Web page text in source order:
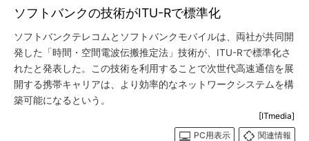
ソフトバンクの技術がITU-Rで標準化
ソフトバンクテレコムとソフトバンクモバイルは、両社が共同開
発した「時間・空間電波伝搬推定法」技術が、ITU-Rで標準化さ
れたと発表した。この技術を利用することで次世代高速通信を展
開する携帯キャリアは、より効率的なネットワークシステムを構
築可能になるという。
[ITmedia]
PC用表示
関連情報